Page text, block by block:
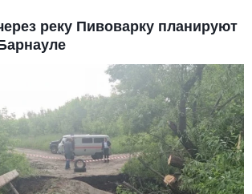
реку Пивоварку планируют